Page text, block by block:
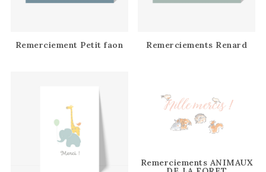
Remerciement Petit faon Remerciements Renard
Remerciements ANIMAUX